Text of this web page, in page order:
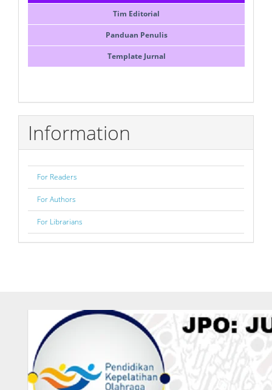
Tim Editorial
Panduan Penulis
Template Jurnal
Information
For Readers
For Authors
For Librarians